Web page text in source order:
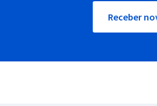
Receber